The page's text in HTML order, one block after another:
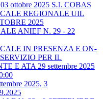
ottobre 2025 S.I. COBAS
REGIONALE UIL
2025
ANIEF N. 29 - 22
IN PRESENZA E ON-
PER IL
E ATA 29 settembre 2025
2025, 3